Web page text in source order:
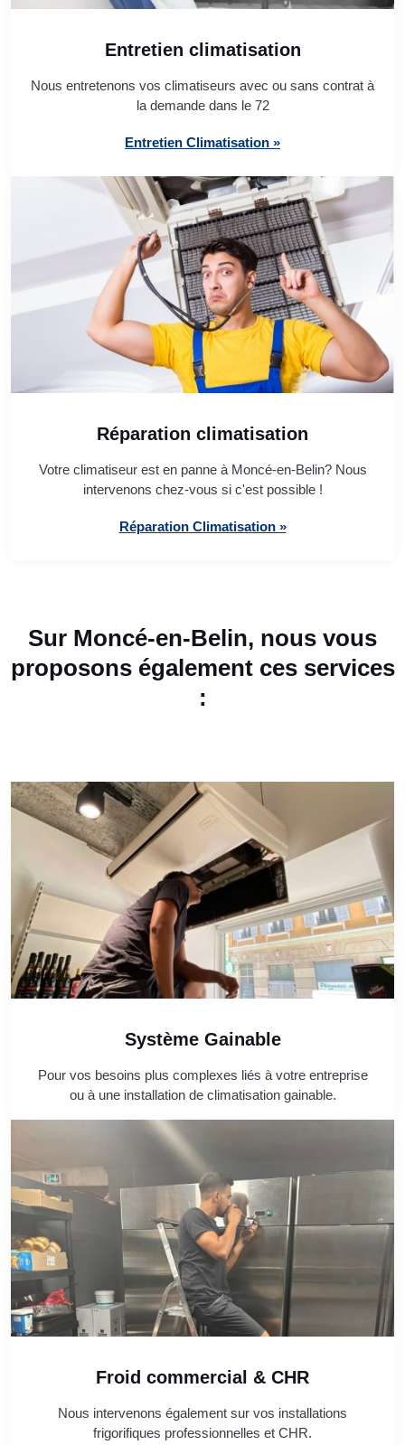
Entretien climatisation
Nous entretenons vos climatiseurs avec ou sans contrat à
la demande dans le 72
Entretien Climatisation »
Réparation climatisation
Votre climatiseur est en panne à Moncé-en-Belin? Nous
intervenons chez-vous si c'est possible !
Réparation Climatisation »
Sur Moncé-en-Belin, nous vous
proposons également ces services
:
Système Gainable
Pour vos besoins plus complexes liés à votre entreprise
ou à une installation de climatisation gainable.
Froid commercial & CHR
Nous intervenons également sur vos installations
frigorifiques professionnelles et CHR.